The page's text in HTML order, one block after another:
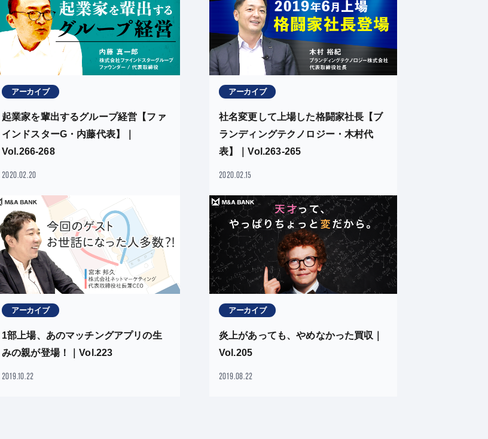
アーカイブ
起業家を輩出するグループ経営【ファ
インドスターG・内藤代表】｜
Vol.266-268
2020.02.20
アーカイブ
社名変更して上場した格闘家社長【ブ
ランディングテクノロジー・木村代
表】｜Vol.263-265
2020.02.15
アーカイブ
1部上場、あのマッチングアプリの生
みの親が登場！｜Vol.223
2019.10.22
アーカイブ
炎上があっても、やめなかった買収｜
Vol.205
2019.08.22